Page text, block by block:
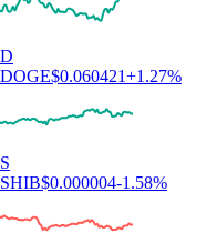
D
DOGE$0.060421+1.27%
S
SHIB$0.000004-1.58%